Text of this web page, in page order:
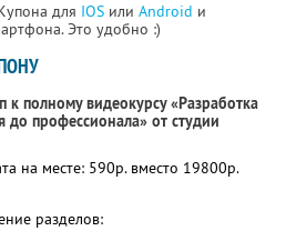
для IOS или Android и
Это удобно :)
полному видеокурсу «Разработка
профессионала» от студии
на месте: 590р. вместо 19800р.
разделов: